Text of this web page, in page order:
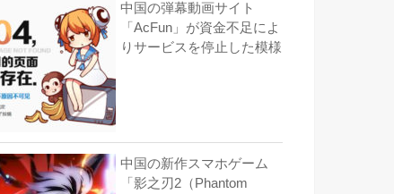
中国の弾幕動画サイト
「AcFun」が資金不足によ
りサービスを停止した模様
中国の新作スマホゲーム
「影之刃2（Phantom